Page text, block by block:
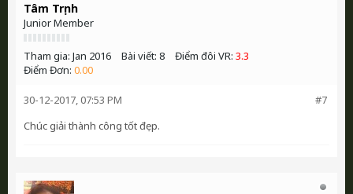
Tâm Trịnh
Junior Member
Tham gia: Jan 2016 Bài viết: 8 Điểm đôi VR: 3.3
Điểm Đơn: 0.00
#7
30-12-2017, 07:53 PM
Chúc giải thành công tốt đẹp.